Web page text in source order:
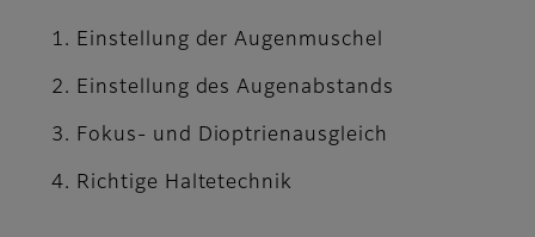
Einstellung der Augenmuschel
Einstellung des Augenabstands
Fokus- und Dioptrienausgleich
Richtige Haltetechnik